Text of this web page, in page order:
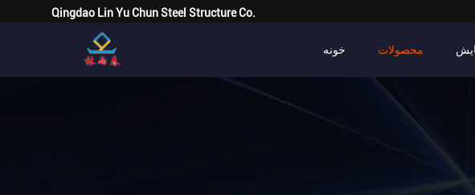
Qingdao Lin Yu Chun Steel Structure Co.
خونه محصولات